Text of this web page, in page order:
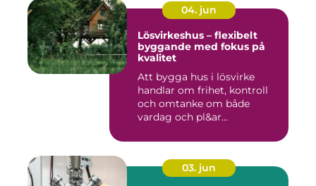
04. jun
Lösvirkeshus – flexibelt
byggande med fokus på
kvalitet
Att bygga hus i lösvirke
handlar om frihet, kontroll
och omtanke om både
vardag och pl&ar...
03. jun